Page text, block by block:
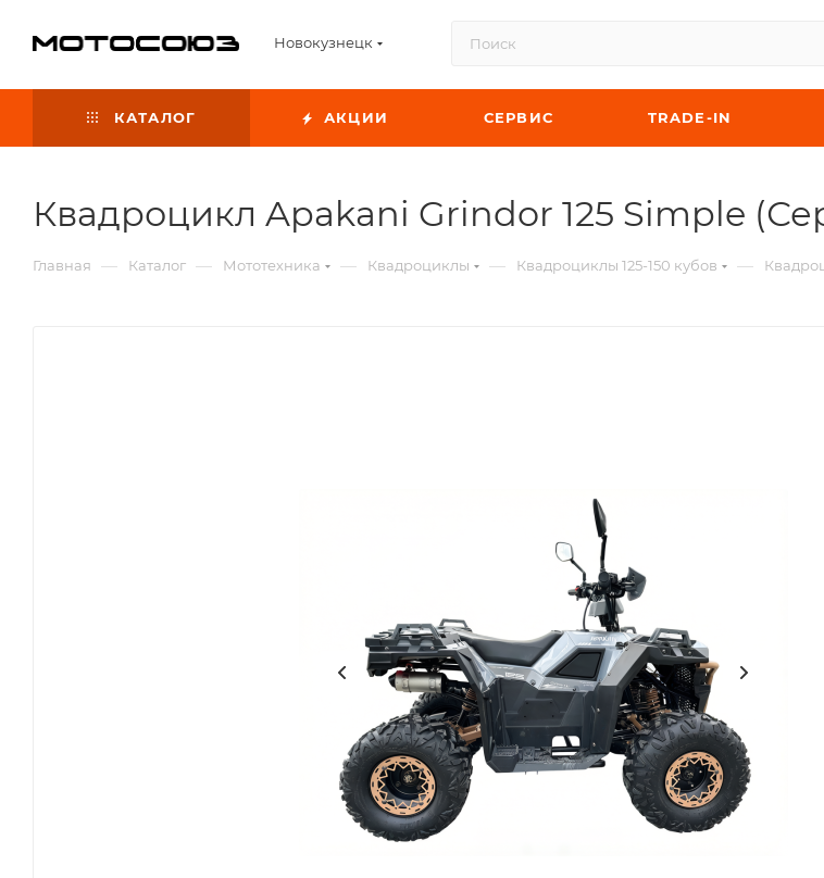
Новокузнецк
КАТАЛОГ АКЦИИ СЕРВИС TRADE-IN
Квадроцикл Apakani Grindor 125 Simple
Главная — Каталог — Мототехника — Квадроциклы — Квадроциклы 125-150 кубов —